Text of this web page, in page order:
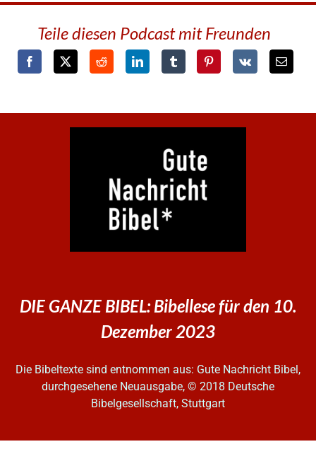
Teile diesen Podcast mit Freunden
DIE GANZE BIBEL: Bibellese für den 10.
Dezember 2023
Die Bibeltexte sind entnommen aus: Gute Nachricht Bibel,
durchgesehene Neuausgabe, © 2018 Deutsche
Bibelgesellschaft, Stuttgart